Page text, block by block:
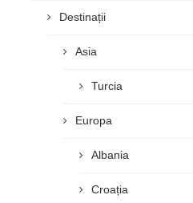
Destinații
Asia
Turcia
Europa
Albania
Croația